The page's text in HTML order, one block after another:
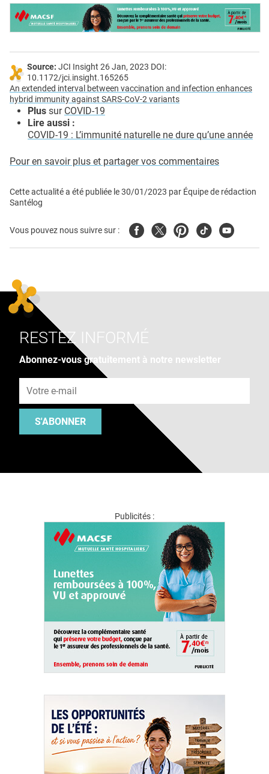
Source: JCI Insight 26 Jan, 2023 DOI:
10.1172/jci.insight.165265
An extended interval between vaccination and infection enhances
hybrid immunity against SARS-CoV-2 variants
Plus sur COVID-19
Lire aussi :
COVID-19 : L’immunité naturelle ne dure qu’une année
Pour en savoir plus et partager vos commentaires
Cette actualité a été publiée le30/01/2023 par Équipe de rédaction
Santélog
Vous pouvez nous suivre sur : FacebookTwitterPinterest
TiktokYoutube
RESTEZ INFORMÉ
Abonnez-vous gratuitement à notre newsletter
S'ABONNER
Publicités :